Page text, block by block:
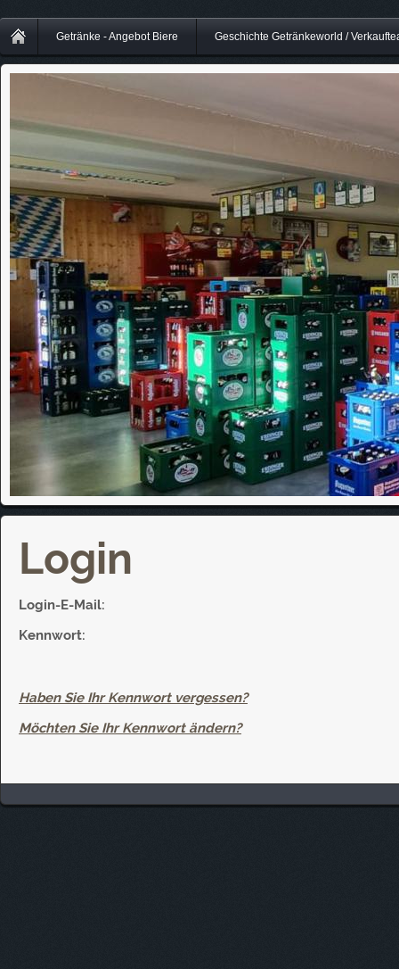
Getränke - Angebot Biere Geschichte Getränkeworld /
Login
Login-E-Mail:
Kennwort:
Haben Sie Ihr Kennwort vergessen?
Möchten Sie Ihr Kennwort ändern?